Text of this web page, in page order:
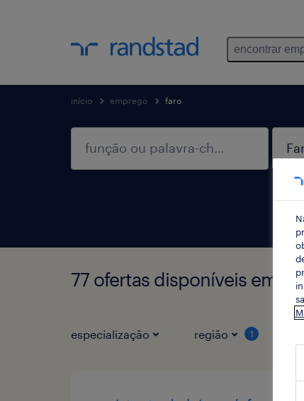
encontrar
início emprego faro
77 ofertas disponíveis em
especialização região 1